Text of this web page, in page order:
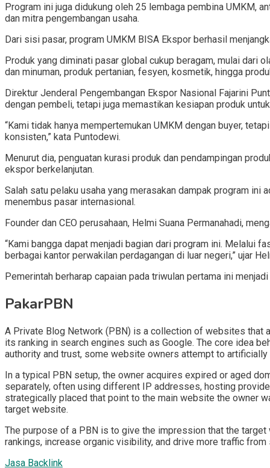
Program ini juga didukung oleh 25 lembaga pembina UMKM,
dan mitra pengembangan usaha.
Dari sisi pasar, program UMKM BISA Ekspor berhasil
Produk yang diminati pasar global cukup beragam, mulai dari
dan minuman, produk pertanian, fesyen, kosmetik, hingga
Direktur Jenderal Pengembangan Ekspor Nasional Fajarini
dengan pembeli, tetapi juga memastikan kesiapan produk
“Kami tidak hanya mempertemukan UMKM dengan buyer,
konsisten,” kata Puntodewi.
Menurut dia, penguatan kurasi produk dan pendampingan
ekspor berkelanjutan.
Salah satu pelaku usaha yang merasakan dampak program
menembus pasar internasional.
Founder dan CEO perusahaan, Helmi Suana Permanahadi,
“Kami bangga dapat menjadi bagian dari program ini. Melalui
berbagai kantor perwakilan perdagangan di luar negeri,” ujar
Pemerintah berharap capaian pada triwulan pertama ini
PakarPBN
A Private Blog Network (PBN) is a collection of websites that
its ranking in search engines such as Google. The core idea
authority and trust, some website owners attempt to
In a typical PBN setup, the owner acquires expired or aged
separately, often using different IP addresses, hosting
strategically placed that point to the main website the owner
target website.
The purpose of a PBN is to give the impression that the
rankings, increase organic visibility, and drive more traffic from
Jasa Backlink